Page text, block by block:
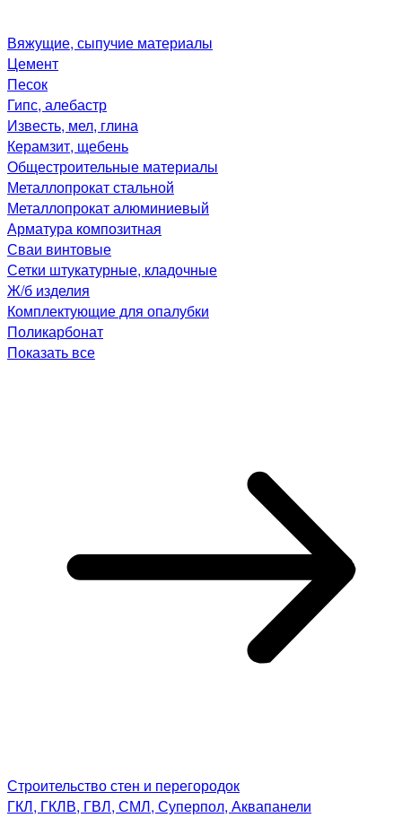
Вяжущие, сыпучие материалы
Цемент
Песок
Гипс, алебастр
Известь, мел, глина
Керамзит, щебень
Общестроительные материалы
Металлопрокат стальной
Металлопрокат алюминиевый
Арматура композитная
Сваи винтовые
Сетки штукатурные, кладочные
Ж/б изделия
Комплектующие для опалубки
Поликарбонат
Показать все
Строительство стен и перегородок
ГКЛ, ГКЛВ, ГВЛ, СМЛ, Суперпол, Аквапанели